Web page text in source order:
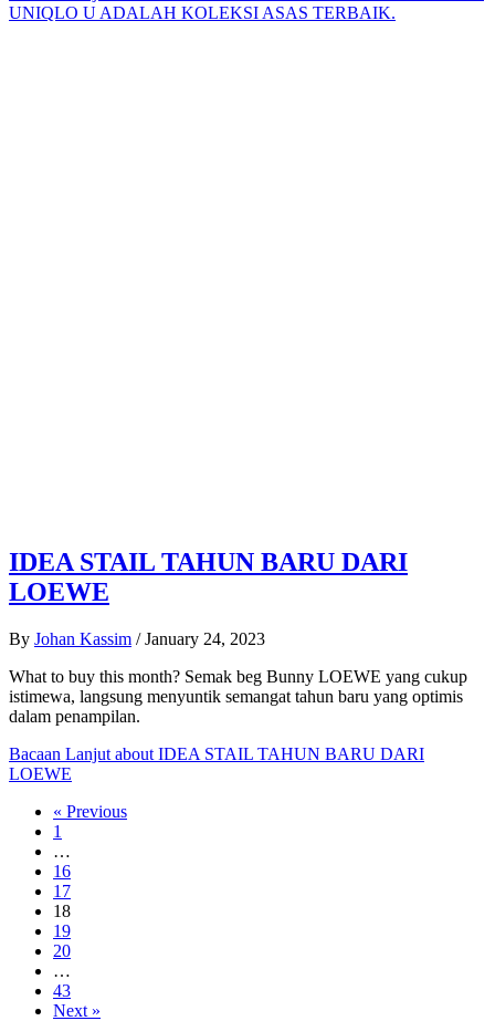
UNIQLO U ADALAH KOLEKSI ASAS TERBAIK.
IDEA STAIL TAHUN BARU DARI
LOEWE
By Johan Kassim / January 24, 2023
What to buy this month? Semak beg Bunny LOEWE yang cukup
istimewa, langsung menyuntik semangat tahun baru yang optimis
dalam penampilan.
Bacaan Lanjut about IDEA STAIL TAHUN BARU DARI
LOEWE
« Previous
1
…
16
17
18
19
20
…
43
Next »